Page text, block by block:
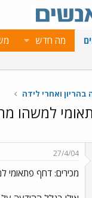
מה חדש
בהריון ואחרי לידה
למשהו
27/4/04
מכירים: דחף פתאומי